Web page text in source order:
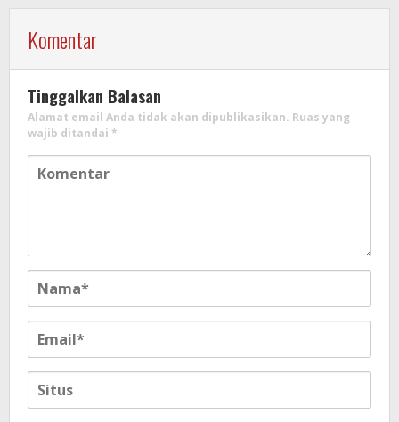
Komentar
Tinggalkan Balasan
Alamat email Anda tidak akan dipublikasikan. Ruas yang
wajib ditandai *